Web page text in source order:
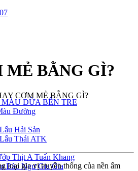
DỪA BẾN TRE
Đường
Hải Sản
Thái ATK
Thịt A Tuấn Khang
Bào Ngư Gia Gia
MẺ BẰNG GÌ?
CƠM MẺ BẰNG GÌ?
loại gia vị truyền thống của nền ẩm